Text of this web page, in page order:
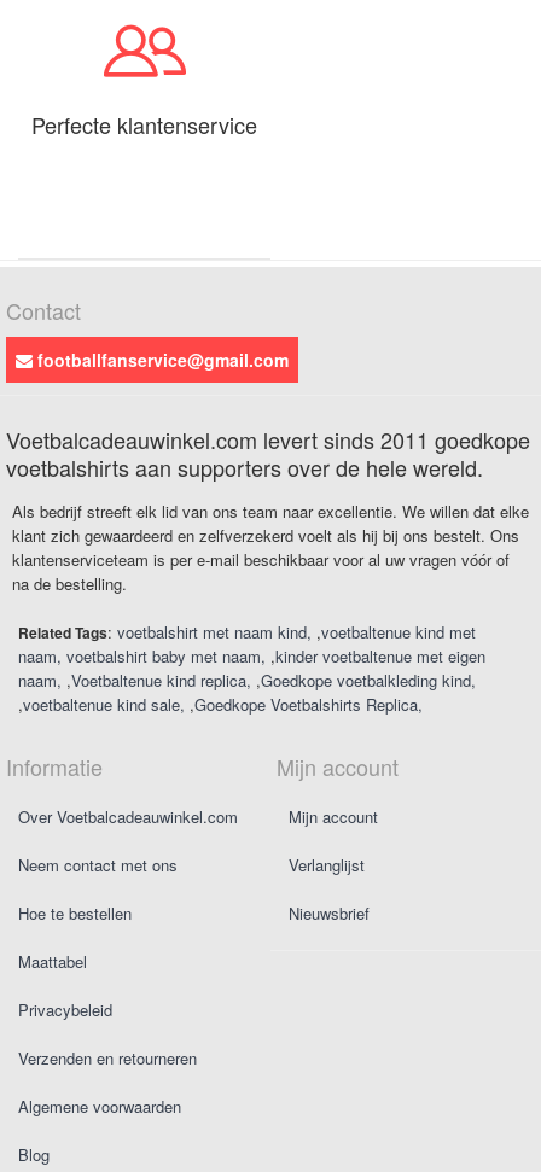
Perfecte klantenservice
Contact
footballfanservice@gmail.com
Voetbalcadeauwinkel.com levert sinds 2011 goedkope
voetbalshirts aan supporters over de hele wereld.
Als bedrijf streeft elk lid van ons team naar excellentie. We willen dat elke
klant zich gewaardeerd en zelfverzekerd voelt als hij bij ons bestelt. Ons
klantenserviceteam is per e-mail beschikbaar voor al uw vragen vóór of
na de bestelling.
Related Tags: voetbalshirt met naam kind ,voetbaltenue kind met
naam voetbalshirt baby met naam ,kinder voetbaltenue met eigen
naam ,Voetbaltenue kind replica ,Goedkope voetbalkleding kind
,voetbaltenue kind sale ,Goedkope Voetbalshirts Replica
Informatie
Over Voetbalcadeauwinkel.com
Neem contact met ons
Hoe te bestellen
Maattabel
Privacybeleid
Verzenden en retourneren
Algemene voorwaarden
Blog
Mijn account
Mijn account
Verlanglijst
Nieuwsbrief